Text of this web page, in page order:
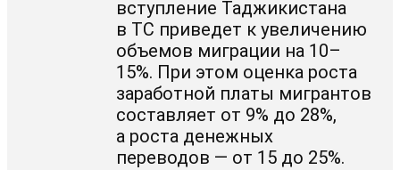
вступление Таджикистана
в ТС приведет к увеличению
объемов миграции на 10–
15%. При этом оценка роста
заработной платы мигрантов
составляет от 9% до 28%,
а роста денежных
переводов — от 15 до 25%.